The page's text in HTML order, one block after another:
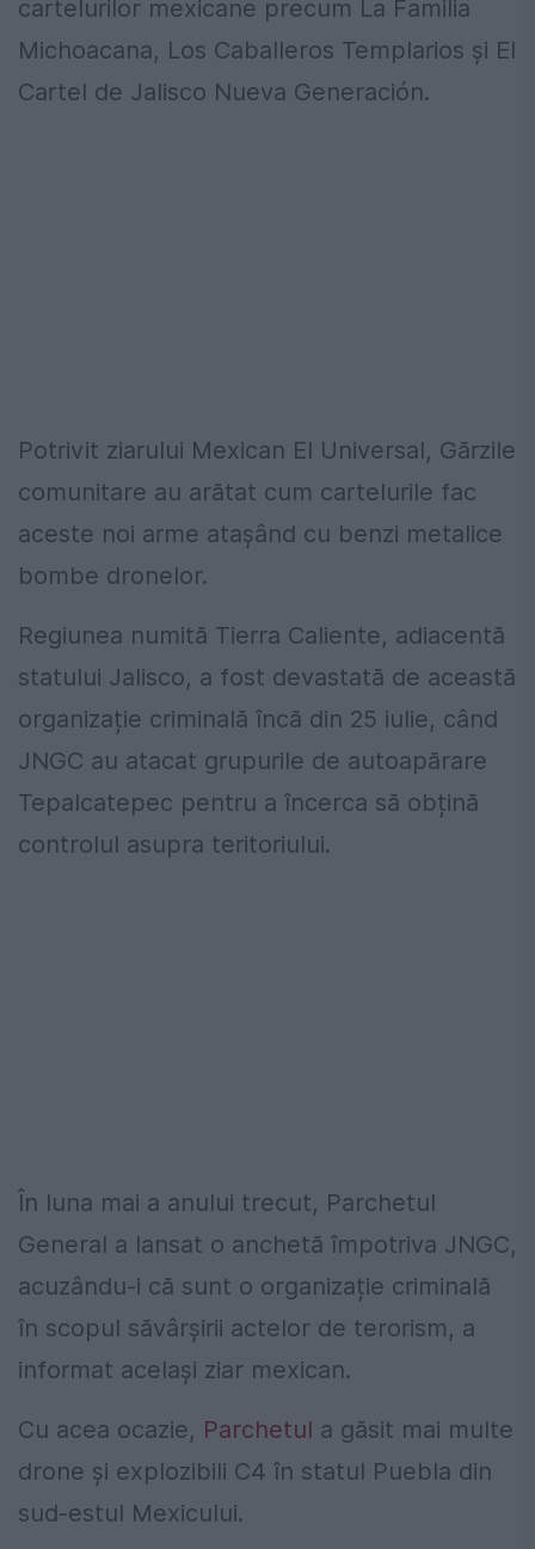
cartelurilor mexicane precum La Familia
Michoacana, Los Caballeros Templarios și El
Cartel de Jalisco Nueva Generación.
Potrivit ziarului Mexican El Universal, Gărzile
comunitare au arătat cum cartelurile fac
aceste noi arme atașând cu benzi metalice
bombe dronelor.
Regiunea numită Tierra Caliente, adiacentă
statului Jalisco, a fost devastată de această
organizație criminală încă din 25 iulie, când
JNGC au atacat grupurile de autoapărare
Tepalcatepec pentru a încerca să obțină
controlul asupra teritoriului.
În luna mai a anului trecut, Parchetul
General a lansat o anchetă împotriva JNGC,
acuzându-i că sunt o organizație criminală
în scopul săvârșirii actelor de terorism, a
informat același ziar mexican.
Cu acea ocazie, Parchetul a găsit mai multe
drone și explozibili C4 în statul Puebla din
sud-estul Mexicului.